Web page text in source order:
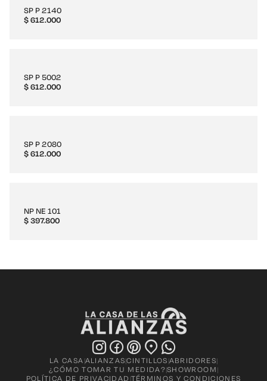
SP P 2140
$612.000
SP P 5002
$612.000
SP P 2080
$612.000
NP NE 101
$397.800
LA CASA |ALIANZAS|CINTILLOS |ABRIDORES|
¿CÓMO TOMAR TU MEDIDA? |SHOWROOM |
POLÍTICA DE PRIVACIDAD |TÉRMINOS Y CONDICIONES